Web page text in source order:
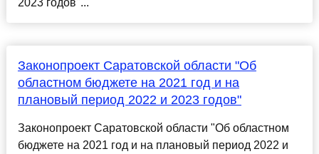
2023 годов"...
Законопроект Саратовской области "Об
областном бюджете на 2021 год и на
плановый период 2022 и 2023 годов"
Законопроект Саратовской области "Об областном
бюджете на 2021 год и на плановый период 2022 и